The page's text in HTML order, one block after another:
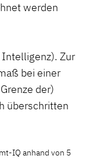
werden
Zur
bei einer
der)
überschritten
IQ anhand von 5